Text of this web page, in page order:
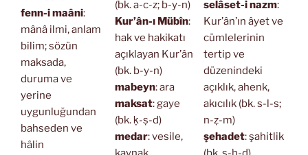
fenn-i maâni:
mânâ ilmi, anlam
bilim; sözün
maksada,
duruma ve
yerine
uygunluğundan
bahseden ve
hâlin
(bk. a-c-z; b-y-n)
Kur’ân-ı Mübîn:
hak ve hakikatı
açıklayan Kur’ân
(bk. b-y-n)
mabeyn: ara
maksat: gaye
(bk. ḳ-ṣ-d)
medar: vesile,
selâset-i nazm:
Kur’ân’ın âyet ve
cümlelerinin
tertip ve
düzenindeki
açıklık, ahenk,
akıcılık (bk. s-l-s;
n-ẓ-m)
şehadet: şahitlik